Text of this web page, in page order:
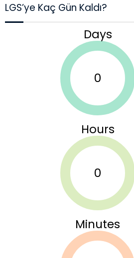
LGS’ye Kaç Gün Kaldı?
Days
0
Hours
0
Minutes